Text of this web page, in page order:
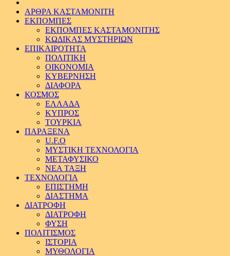
ΑΡΘΡΑ ΚΑΣΤΑΜΟΝΙΤΗ
ΕΚΠΟΜΠΕΣ
ΕΚΠΟΜΠΕΣ ΚΑΣΤΑΜΟΝΙΤΗΣ
ΚΩΔΙΚΑΣ ΜΥΣΤΗΡΙΩΝ
ΕΠΙΚΑΙΡΟΤΗΤΑ
ΠΟΛΙΤΙΚΗ
ΟΙΚΟΝΟΜΙΑ
ΚΥΒΕΡΝΗΣΗ
ΔΙΑΦΟΡΑ
ΚΟΣΜΟΣ
ΕΛΛΑΔΑ
ΚΥΠΡΟΣ
ΤΟΥΡΚΙΑ
ΠΑΡΑΞΕΝΑ
U.F.O
ΜΥΣΤΙΚΗ ΤΕΧΝΟΛΟΓΙΑ
ΜΕΤΑΦΥΣΙΚΟ
ΝΕΑ ΤΑΞΗ
ΤΕΧΝΟΛΟΓΙΑ
ΕΠΙΣΤΗΜΗ
ΔΙΑΣΤΗΜΑ
ΔΙΑΤΡΟΦΗ
ΔΙΑΤΡΟΦΗ
ΦΥΣΗ
ΠΟΛΙΤΙΣΜΟΣ
ΙΣΤΟΡΙΑ
ΜΥΘΟΛΟΓΙΑ